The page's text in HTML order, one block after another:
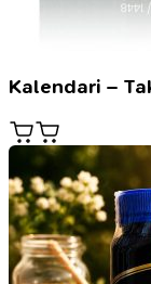
Kalendari –